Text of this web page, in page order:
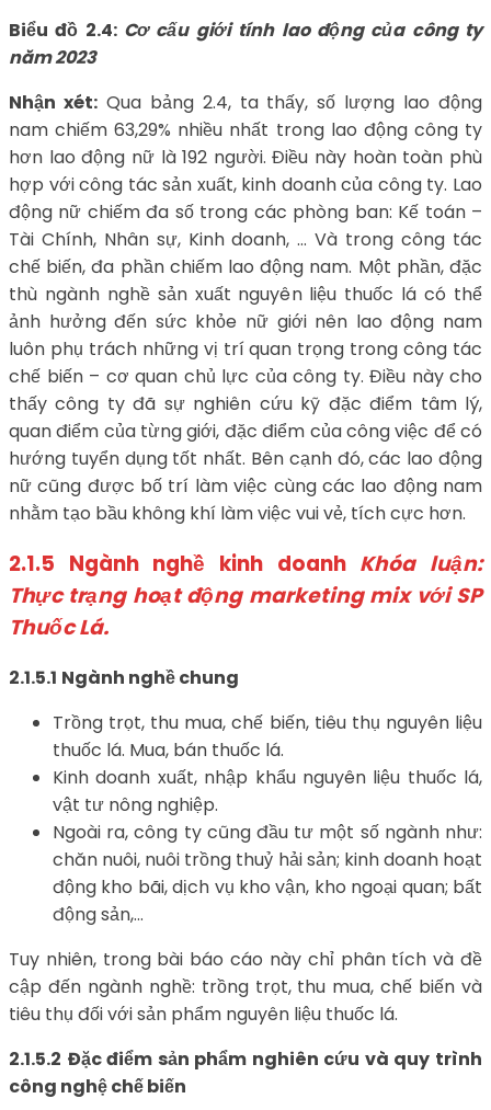
Biểu đồ 2.4: Cơ cấu giới tính lao động của công ty
năm 2023
Nhận xét:Qua bảng 2.4, ta thấy, số lượng lao động
nam chiếm 63,29% nhiều nhất trong lao động công ty
hơn lao động nữ là 192 người. Điều này hoàn toàn phù
hợp với công tác sản xuất, kinh doanh của công ty. Lao
động nữ chiếm đa số trong các phòng ban: Kế toán –
Tài Chính, Nhân sự, Kinh doanh, … Và trong công tác
chế biến, đa phần chiếm lao động nam. Một phần, đặc
thù ngành nghề sản xuất nguyên liệu thuốc lá có thể
ảnh hưởng đến sức khỏe nữ giới nên lao động nam
luôn phụ trách những vị trí quan trọng trong công tác
chế biến – cơ quan chủ lực của công ty. Điều này cho
thấy công ty đã sự nghiên cứu kỹ đặc điểm tâm lý,
quan điểm của từng giới, đặc điểm của công việc để có
hướng tuyển dụng tốt nhất. Bên cạnh đó, các lao động
nữ cũng được bố trí làm việc cùng các lao động nam
nhằm tạo bầu không khí làm việc vui vẻ, tích cực hơn.
2.1.5 Ngành nghề kinh doanh Khóa luận:
Thực trạng hoạt động marketing mix với SP
Thuốc Lá.
2.1.5.1 Ngành nghề chung
Trồng trọt, thu mua, chế biến, tiêu thụ nguyên liệu
thuốc lá. Mua, bán thuốc lá.
Kinh doanh xuất, nhập khẩu nguyên liệu thuốc lá,
vật tư nông nghiệp.
Ngoài ra, công ty cũng đầu tư một số ngành như:
chăn nuôi, nuôi trồng thuỷ hải sản; kinh doanh hoạt
động kho bãi, dịch vụ kho vận, kho ngoại quan; bất
động sản,…
Tuy nhiên, trong bài báo cáo này chỉ phân tích và đề
cập đến ngành nghề: trồng trọt, thu mua, chế biến và
tiêu thụ đối với sản phẩm nguyên liệu thuốc lá.
2.1.5.2 Đặc điểm sản phẩm nghiên cứu và quy trình
công nghệ chế biến